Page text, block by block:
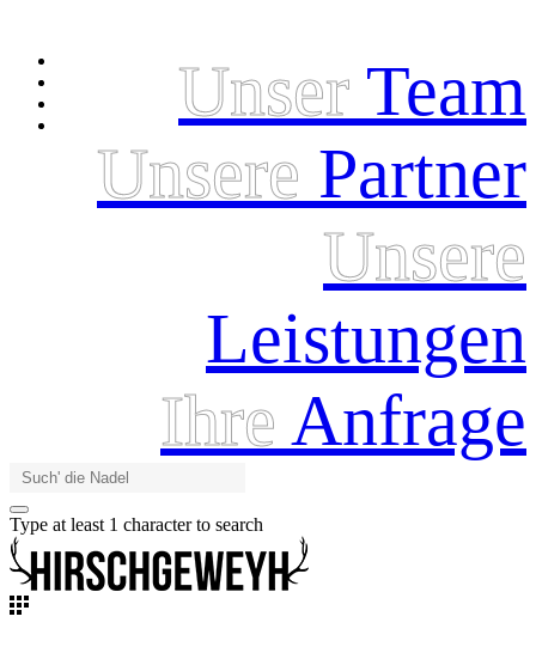
Unser Team
Unsere Partner
Unsere
Leistungen
Ihre Anfrage
Type at least 1 character to search